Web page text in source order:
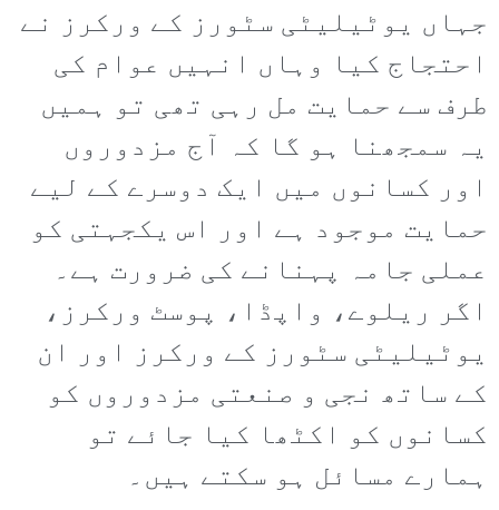
جہاں یوٹیلیٹی سٹورز کے ورکرز نے
احتجاج کیا وہاں انہیں عوام کی
طرف سے حمایت مل رہی تھی تو ہمیں
یہ سمجھنا ہو گا کہ آج مزدوروں
اور کسانوں میں ایک دوسرے کے لیے
حمایت موجود ہے اور اس یکجہتی کو
عملی جامہ پہنانے کی ضرورت ہے۔
اگر ریلوے، واپڈا، پوسٹ ورکرز،
یوٹیلیٹی سٹورز کے ورکرز اور ان
کے ساتھ نجی و صنعتی مزدوروں کو
کسانوں کو اکٹھا کیا جائے تو
ہمارے مسائل ہو سکتے ہیں۔